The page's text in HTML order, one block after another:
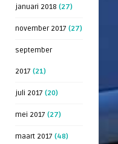
januari 2018 (27)
november 2017 (27)
september
2017 (21)
juli 2017 (20)
mei 2017 (27)
maart 2017 (48)